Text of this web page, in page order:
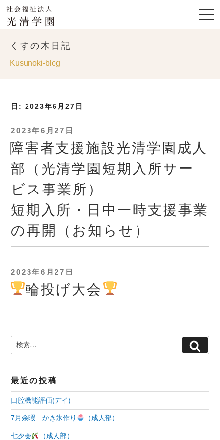
くすの木日記
Kusunoki-blog
日:2023年6月27日
投
稿
日:
2023年6月27日
障害者支援施設光清学園成人
部（光清学園短期入所サー
ビス事業所）
短期入所・日中一時支援事業
の再開（お知らせ）
投
稿
日:
2023年6月27日
輪投げ大会
索
最近の投稿
口腔機能評価(デイ)
7月余暇 かき氷作り （成人部）
七夕会 （成人部）